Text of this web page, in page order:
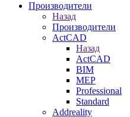
Производители
Назад
Производители
ActCAD
Назад
ActCAD
BIM
MEP
Professional
Standard
Addreality